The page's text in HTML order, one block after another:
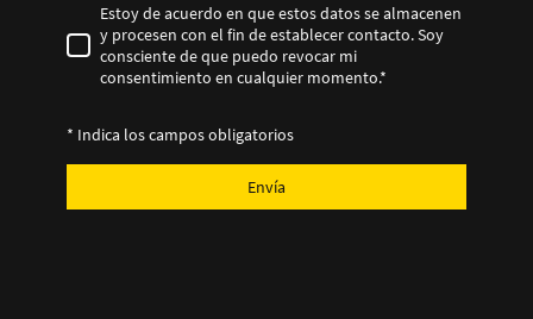
Estoy de acuerdo en que estos datos se almacenen
y procesen con el fin de establecer contacto. Soy
consciente de que puedo revocar mi
consentimiento en cualquier momento.*
* Indica los campos obligatorios
Envía